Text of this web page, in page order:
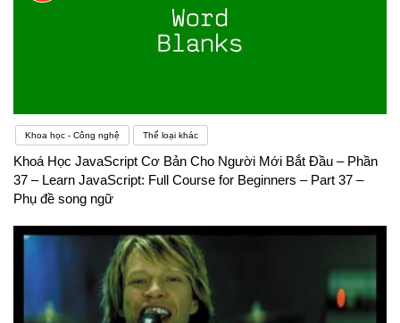
Khoa học - Công nghệ Thể loại khác
Khoá Học JavaScript Cơ Bản Cho Người Mới Bắt Đầu – Phần
37 – Learn JavaScript: Full Course for Beginners – Part 37 –
Phụ đề song ngữ